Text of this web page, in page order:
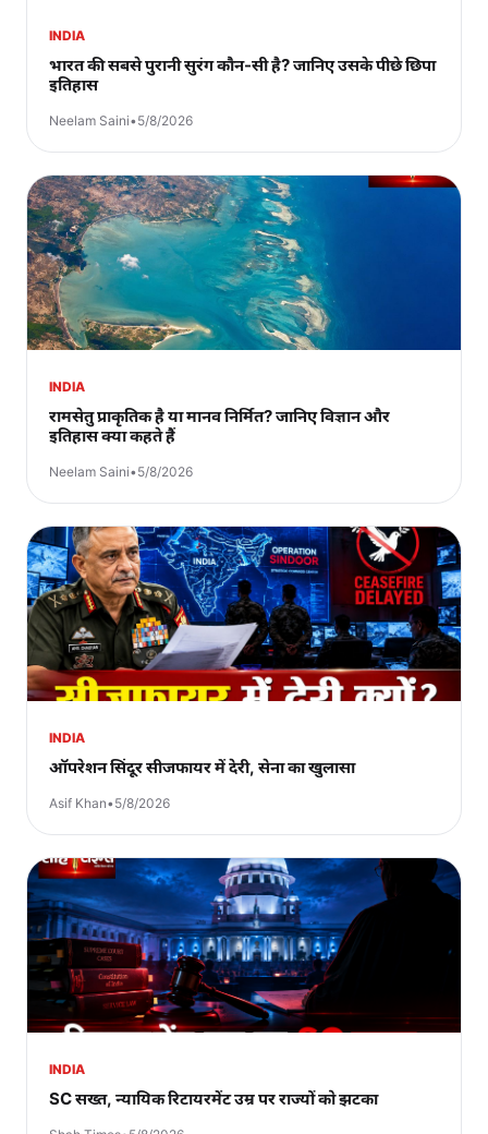
INDIA
भारत की सबसे पुरानी सुरंग कौन-सी है? जानिए उसके पीछे छिपा
इतिहास
Neelam Saini•5/8/2026
INDIA
रामसेतु प्राकृतिक है या मानव निर्मित? जानिए विज्ञान और
इतिहास क्या कहते हैं
Neelam Saini•5/8/2026
INDIA
ऑपरेशन सिंदूर सीजफायर में देरी, सेना का खुलासा
Asif Khan•5/8/2026
INDIA
SC सख्त, न्यायिक रिटायरमेंट उम्र पर राज्यों को झटका